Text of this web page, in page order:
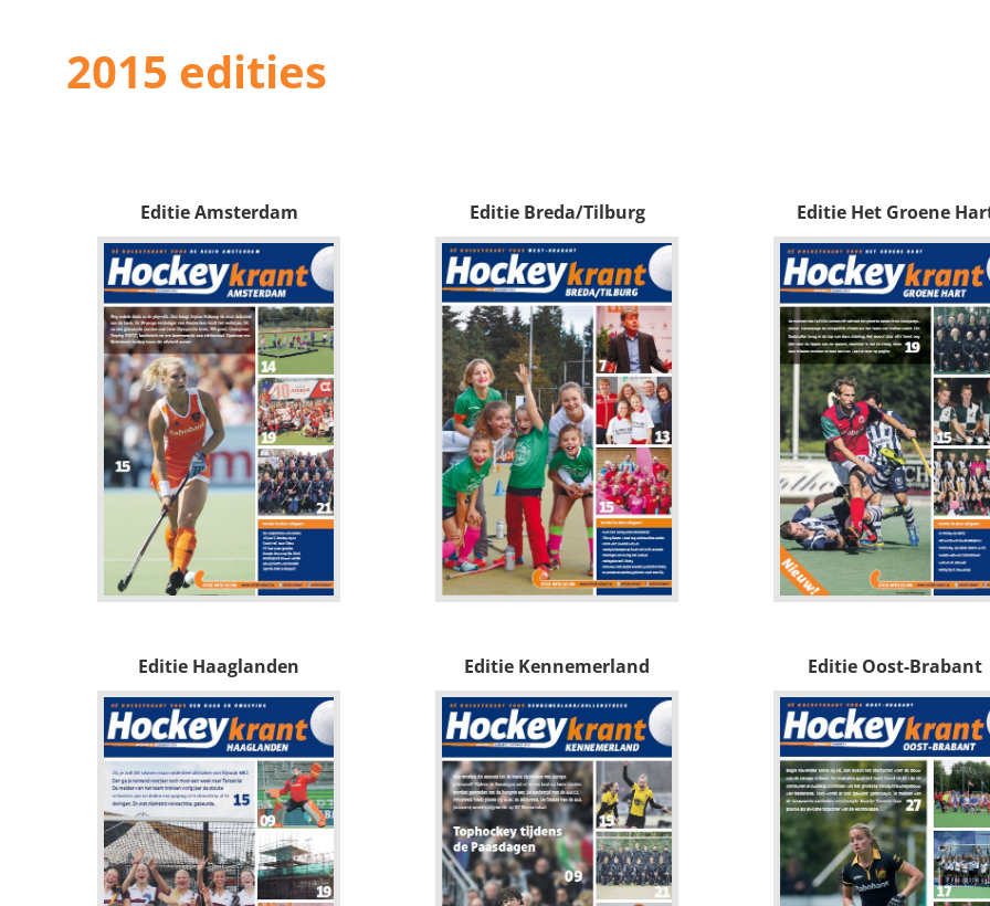
2015 edities
Editie Amsterdam
Editie Haaglanden
Editie Breda/Tilburg
Editie Kennemerland
Editie Het Groene
Editie Oost-Brabant